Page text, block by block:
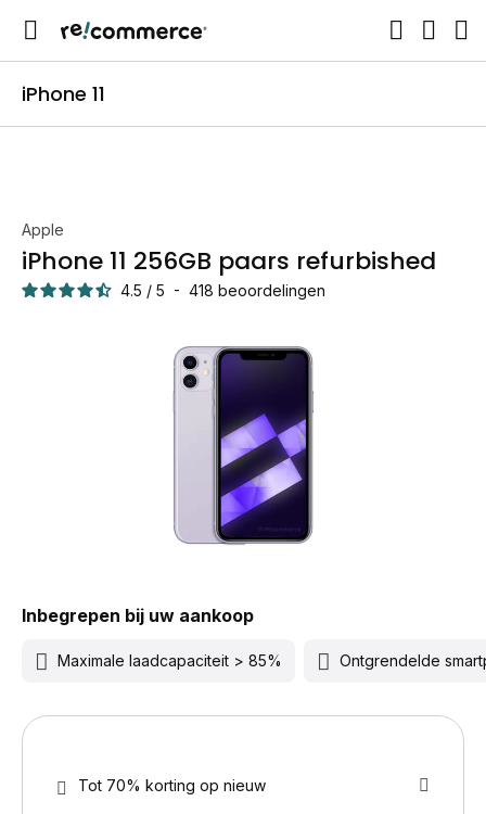
iPhone 11
Apple
iPhone 11 256GB paars refurbished
4.5 / 5 - 418 beoordelingen
Inbegrepen bij uw aankoop
Maximale laadcapaciteit > 85% Ontgrendelde
Tot 70% korting op nieuw